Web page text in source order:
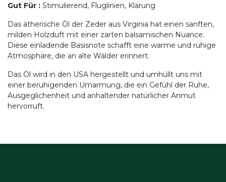
Gut Für : Stimulierend, Fluglinien, Klärung
Das ätherische Öl der Zeder aus Virginia hat einen sanften,
milden Holzduft mit einer zarten balsamischen Nuance.
Diese einladende Basisnote schafft eine warme und ruhige
Atmosphäre, die an alte Wälder erinnert.
Das Öl wird in den USA hergestellt und umhüllt uns mit
einer beruhigenden Umarmung, die ein Gefühl der Ruhe,
Ausgeglichenheit und anhaltender natürlicher Anmut
hervorruft.